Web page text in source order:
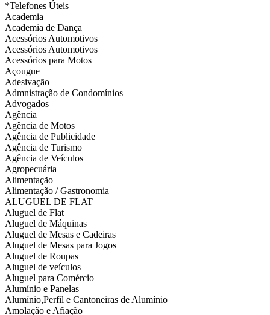
*Telefones Úteis
Academia
Academia de Dança
Acessórios Automotivos
Acessórios Automotivos
Acessórios para Motos
Açougue
Adesivação
Admnistração de Condomínios
Advogados
Agência
Agência de Motos
Agência de Publicidade
Agência de Turismo
Agência de Veículos
Agropecuária
Alimentação
Alimentação / Gastronomia
ALUGUEL DE FLAT
Aluguel de Flat
Aluguel de Máquinas
Aluguel de Mesas e Cadeiras
Aluguel de Mesas para Jogos
Aluguel de Roupas
Aluguel de veículos
Aluguel para Comércio
Alumínio e Panelas
Alumínio,Perfil e Cantoneiras de Alumínio
Amolação e Afiação